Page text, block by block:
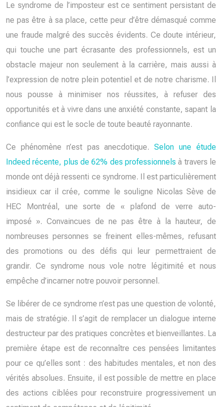
Le syndrome de l’imposteur est ce sentiment persistant de
ne pas être à sa place, cette peur d’être démasqué comme
une fraude malgré des succès évidents. Ce doute intérieur,
qui touche une part écrasante des professionnels, est un
obstacle majeur non seulement à la carrière, mais aussi à
l’expression de notre plein potentiel et de notre charisme. Il
nous pousse à minimiser nos réussites, à refuser des
opportunités et à vivre dans une anxiété constante, sapant la
confiance qui est le socle de toute beauté rayonnante.
Ce phénomène n’est pas anecdotique.Selon une étude
Indeed récente, plus de 62% des professionnels à travers le
monde ont déjà ressenti ce syndrome. Il est particulièrement
insidieux car il crée, comme le souligne Nicolas Sève de
HEC Montréal, une sorte de « plafond de verre auto-
imposé ». Convaincues de ne pas être à la hauteur, de
nombreuses personnes se freinent elles-mêmes, refusant
des promotions ou des défis qui leur permettraient de
grandir. Ce syndrome nous vole notre légitimité et nous
empêche d’incarner notre pouvoir personnel.
Se libérer de ce syndrome n’est pas une question de volonté,
mais de stratégie. Il s’agit de remplacer un dialogue interne
destructeur par des pratiques concrètes et bienveillantes. La
première étape est de reconnaître ces pensées limitantes
pour ce qu’elles sont : des habitudes mentales, et non des
vérités absolues. Ensuite, il est possible de mettre en place
des actions ciblées pour reconstruire progressivement un